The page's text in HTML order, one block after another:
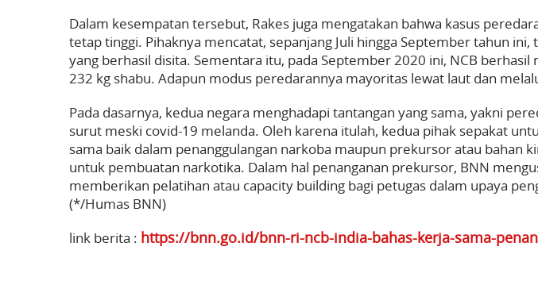
Dalam kesempatan tersebut, Rakes juga mengatakan bahwa kasus
tetap tinggi. Pihaknya mencatat, sepanjang Juli hingga September tahun
yang berhasil disita. Sementara itu, pada September 2020 ini, NCB berhasil
232 kg shabu. Adapun modus peredarannya mayoritas lewat laut dan
Pada dasarnya, kedua negara menghadapi tantangan yang sama, yakni
surut meski covid-19 melanda. Oleh karena itulah, kedua pihak sepakat
sama baik dalam penanggulangan narkoba maupun prekursor atau bahan
untuk pembuatan narkotika. Dalam hal penanganan prekursor, BNN
memberikan pelatihan atau capacity building bagi petugas dalam upaya
(*/Humas BNN)
link berita : https://bnn.go.id/bnn-ri-ncb-india-bahas-kerja-sama-